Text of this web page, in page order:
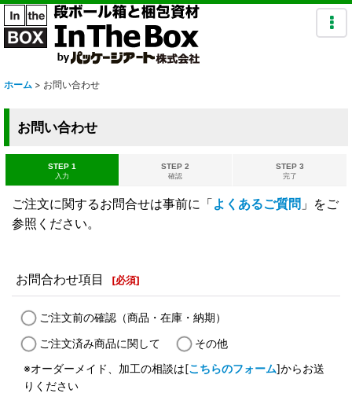
ホーム > お問い合わせ
お問い合わせ
STEP 1
入力
STEP 2
確認
STEP 3
完了
ご注文に関するお問合せは事前に「よくあるご質問 」をご
参照ください。
お問合わせ項目 [必須]
ご注文前の確認（商品・在庫・納期）
ご注文済み商品に関して
その他
※オーダーメイド、加工の相談は[こちらのフォーム]からお送
りください